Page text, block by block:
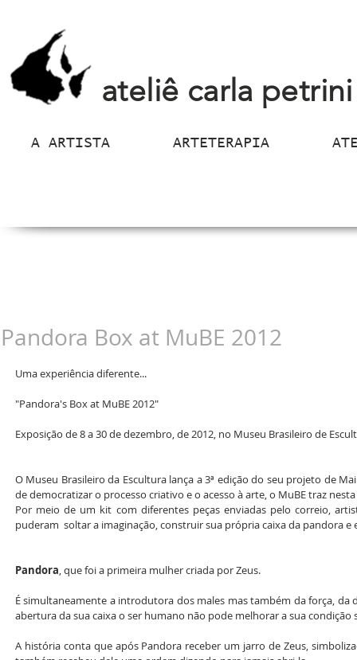
ateliê carla petrini
A ARTISTA ARTETERAPIA
Pandora Box at MuBE 2012
Uma experiência diferente...
"Pandora's Box at MuBE 2012"
Exposição de 8 a 30 de dezembro, de 2012, no Museu Brasileiro de
O Museu Brasileiro da Escultura lança a 3ª edição do seu projeto de
de democratizar o processo criativo e o acesso à arte, o MuBE traz
Por meio de um kit com diferentes peças enviadas pelo correio,
puderam  soltar a imaginação, construir sua própria caixa da pandora
Pandora, que foi a primeira mulher criada por Zeus.
É simultaneamente a introdutora dos males mas também da força, da
abertura da sua caixa o ser humano não pode melhorar a sua condição
A história conta que após Pandora receber um jarro de Zeus,